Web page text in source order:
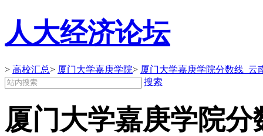
人大经济论坛
> 高校汇总> 厦门大学嘉庚学院> 厦门大学嘉庚学院分数线_云
搜索
厦门大学嘉庚学院